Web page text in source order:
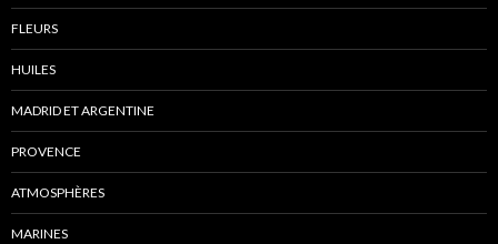
FLEURS
HUILES
MADRID ET ARGENTINE
PROVENCE
ATMOSPHÈRES
MARINES